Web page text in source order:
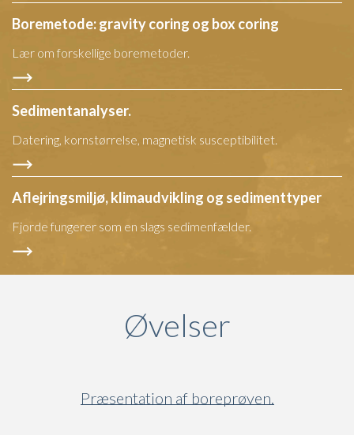
Boremetode: gravity coring og box coring
Lær om forskellige boremetoder.
Sedimentanalyser.
Datering, kornstørrelse, magnetisk susceptibilitet.
Aflejringsmiljø, klimaudvikling og sedimenttyper
Fjorde fungerer som en slags sedimenfælder.
Øvelser
Præsentation af boreprøven.